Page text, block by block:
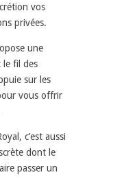
vos
privées.
une
le fil des
sur les
vous offrir
c’est aussi
dont le
passer un